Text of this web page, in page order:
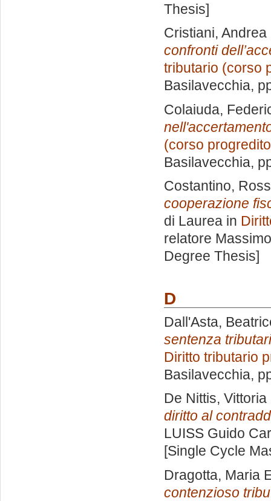
Thesis]
Cristiani, Andrea
confronti
tributario (corso
Basilavecchia,
Colaiuda,
(corso
Basilavecchia,
Costantino,
cooperazione
di Laurea in
relatore
Degree Thesis]
D
Dall'Asta,
sentenza
Diritto tributario
Basilavecchia,
De Nittis, Vittoria
diritto al
LUISS Guido
[Single Cycle
Dragotta, Maria
contenzioso